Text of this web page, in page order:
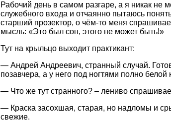
Рабочий день в самом разгаре, а я никак не
служебного входа и отчаянно пытаюсь
старший прозектор, о чём-то меня
мысль: «Это был сон, этого не может быть!»
Тут на крыльцо выходит практикант:
— Андрей Андреевич, странный случай.
позавчера, а у него под ногтями полно белой
— Что же тут странного? – лениво
— Краска засохшая, старая, но надломы и
свежие.